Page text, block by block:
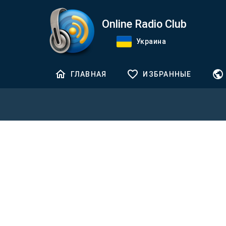
Online Radio Club
Украина
ГЛАВНАЯ ИЗБРАННЫЕ